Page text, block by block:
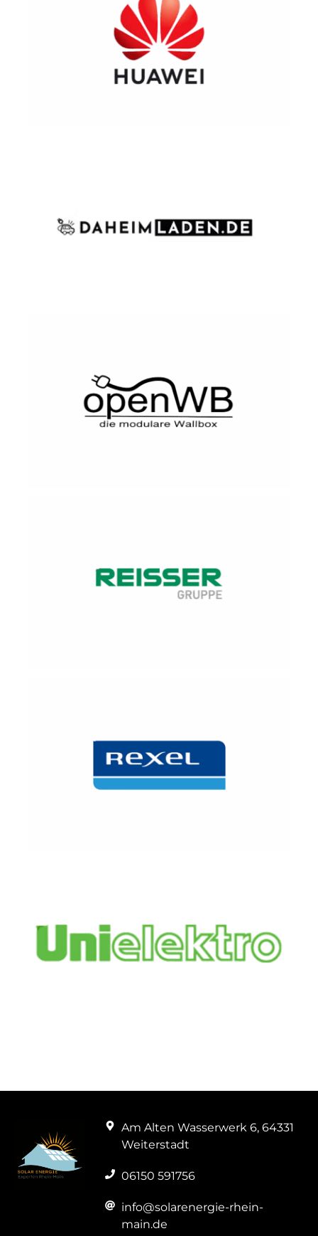
Am Alten Wasserwerk 6, 64331
Weiterstadt
06150 591756
info@solarenergie-rhein-
main.de